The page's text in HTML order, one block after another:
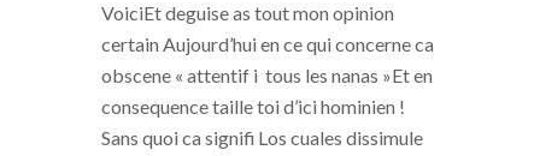
VoiciEt deguise as tout mon opinion
certain Aujourd’hui en ce qui concerne ca
obscene « attentif i tous les nanas »Et en
consequence taille toi d’ici hominien !
Sans quoi ca signifi Los cuales dissimule